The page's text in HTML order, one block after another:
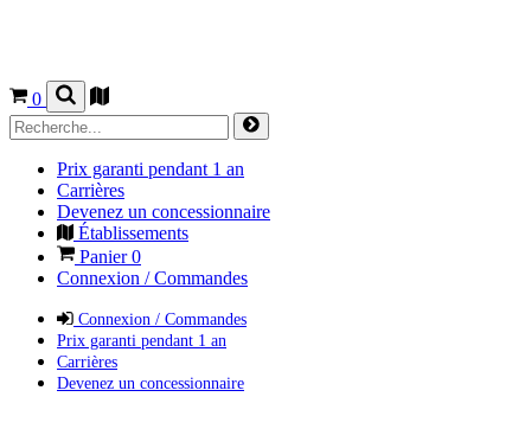
0
Prix garanti pendant 1 an
Carrières
Devenez un concessionnaire
Établissements
Panier0
Connexion / Commandes
Connexion / Commandes
Prix garanti pendant 1 an
Carrières
Devenez un concessionnaire